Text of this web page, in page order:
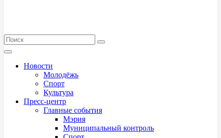
Новости
Молодёжь
Спорт
Культура
Пресс-центр
Главные события
Мэрия
Муниципальный контроль